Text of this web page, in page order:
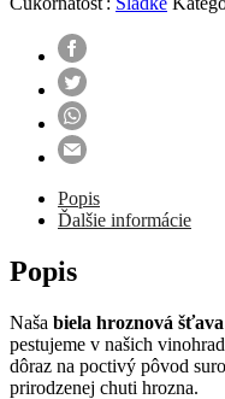
šťava
Popis
Ďalšie informácie
Popis
Naša biela hroznová
pestujeme v našich
dôraz na poctivý pôvod
prirodzenej chuti hrozna.